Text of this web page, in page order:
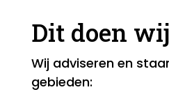
Dit doen
Wij adviseren en
gebieden: